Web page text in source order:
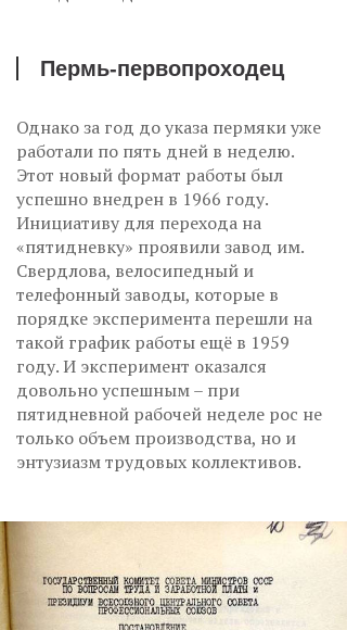
Пермь-первопроходец
Однако за год до указа пермяки уже
работали по пять дней в неделю.
Этот новый формат работы был
успешно внедрен в 1966 году.
Инициативу для перехода на
«пятидневку» проявили завод им.
Свердлова, велосипедный и
телефонный заводы, которые в
порядке эксперимента перешли на
такой график работы ещё в 1959
году. И эксперимент оказался
довольно успешным – при
пятидневной рабочей неделе рос не
только объем производства, но и
энтузиазм трудовых коллективов.